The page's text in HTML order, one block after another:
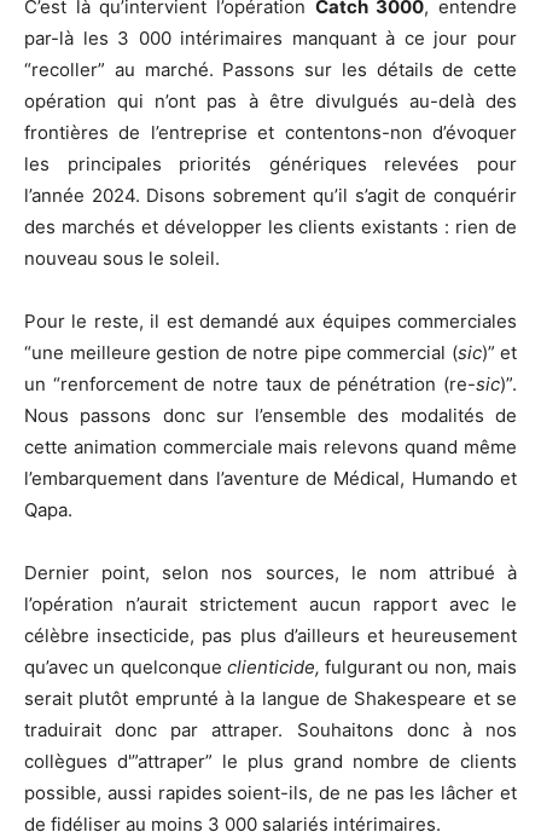
C’est là qu’intervient l’opération Catch 3000, entendre
par-là les 3 000 intérimaires manquant à ce jour pour
“recoller” au marché. Passons sur les détails de cette
opération qui n’ont pas à être divulgués au-delà des
frontières de l’entreprise et contentons-non d’évoquer
les principales priorités génériques relevées pour
l’année 2024. Disons sobrement qu’il s’agit de conquérir
des marchés et développer les clients existants : rien de
nouveau sous le soleil.
Pour le reste, il est demandé aux équipes commerciales
“une meilleure gestion de notre pipe commercial (sic)” et
un “renforcement de notre taux de pénétration (re-sic)”.
Nous passons donc sur l’ensemble des modalités de
cette animation commerciale mais relevons quand même
l’embarquement dans l’aventure de Médical, Humando et
Qapa.
Dernier point, selon nos sources, le nom attribué à
l’opération n’aurait strictement aucun rapport avec le
célèbre insecticide, pas plus d’ailleurs et heureusement
qu’avec un quelconque clienticide,fulgurant ou non, mais
serait plutôt emprunté à la langue de Shakespeare et se
traduirait donc par attraper. Souhaitons donc à nos
collègues d'”attraper” le plus grand nombre de clients
possible, aussi rapides soient-ils, de ne pas les lâcher et
de fidéliser au moins 3 000 salariés intérimaires.